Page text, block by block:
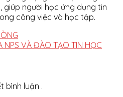
giúp người học ứng dụng tin
công việc và học tập.
NPS VÀ ĐÀO TẠO TIN HỌC
bình luận .